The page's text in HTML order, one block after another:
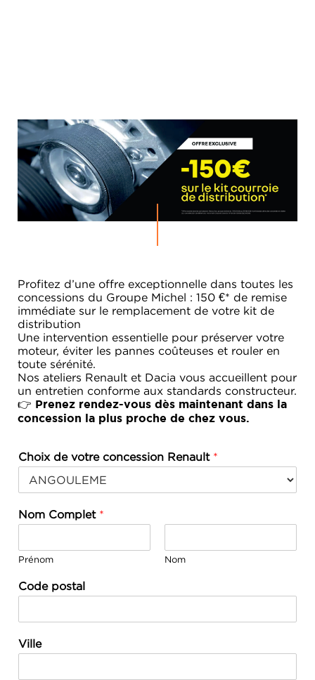
Profitez d’une offre exceptionnelle dans toutes les
concessions du Groupe Michel : 150 €* de remise
immédiate sur le remplacement de votre kit de
distribution
Une intervention essentielle pour préserver votre
moteur, éviter les pannes coûteuses et rouler en
toute sérénité.
Nos ateliers Renault et Dacia vous accueillent pour
un entretien conforme aux standards constructeur.
👉 Prenez rendez-vous dès maintenant dans la
concession la plus proche de chez vous.
Choix de votre concession Renault *
Nom Complet *
Prénom Nom
Code postal
Ville